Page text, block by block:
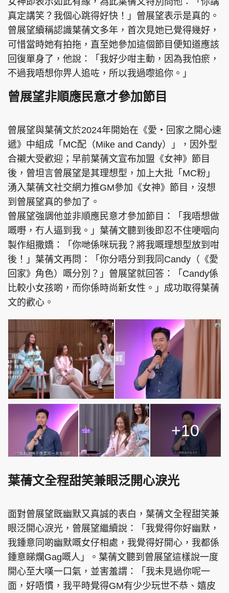
關於我們
聯絡我們
隱私政策聲明
使用條款
版權及免責聲明
Copyright © 東周網 版權所有 . 不得轉載
©Eastweek.com.hk. All rights reserved.
真定講笑？我個心跳得好快！」曾展望表示是真的。
曾展望續稱認識葉蒨文多年，首次見她已覺得幾好，
可惜當時她有拍拖，直至她參加這個節目便知道應該
回復單身了，他說：「我好少咁主動，因為我怕瘀，
不過我唔想你畀人追咗，所以我過嚟追你。」
曾展望非順應民意才參加節目
曾展望與葉蒨文於2024年開始在《愛‧回家之開心速
遞》中組成「MC配（Mike and Candy）」，因外型
合襯大受歡迎；早前葉蒨文宣布加盟《女神》節目
後，曾坦言曾展望是其理想型，加上大批「MC粉」
湧入葉蒨文社交網力推GM參加《女神》節目，沒想
到曾展望真的參加了。
曾展望強調他並非順應民意才參加節目：「我唔想做
嘅嘢，冇人逼到我。」葉蒨文聽到後即忍不住哽咽向
製作組撒嬌：「你哋係咪玩我？將我嘅理想型放到咁
後！」葉蒨文再問：「你分唔分到我同Candy（《愛
回家》角色）嘅分別？」曾展望就回答：「Candy係
比較小女孩啲，而你係時尚新女性。」成功取得葉蒨
文的歡心。
+10
葉蒨文全程甜笑兼眼泛開心淚光
面對曾展望既幽默又真誠的表白，葉蒨文全程甜笑兼
眼泛開心淚光，曾展望繼續說：「我覺得你好幽默，
我鍾意同啲幽默嘅女仔相處，我覺得好開心，我都係
鍾意睇爛Gag嘅人」。葉蒨文聽到曾展望這樣說一度
開心至大嘆一口氣，並害羞謂：「我未見過你呢一
面，好唔慣，我平時覺得GM有少少玩世不恭、嬉皮